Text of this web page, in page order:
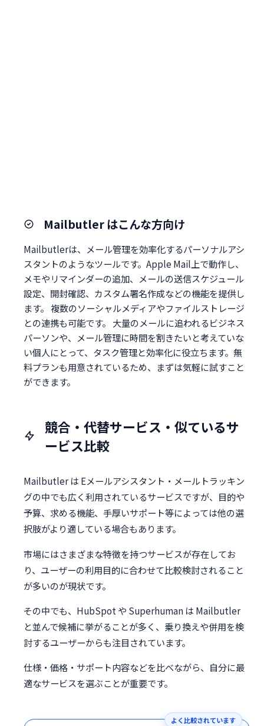
Mailbutler はこんな方向け
Mailbutlerは、メール管理を効率化するパーソナルアシ
スタントのようなツールです。Apple Mail上で動作し、
メモやリマインダーの追加、メールの送信スケジュール
設定、開封確認、カスタム署名作成などの機能を提供し
ます。 複数のソーシャルメディアやファイルストレージ
との連携も可能です。 大量のメールに追われるビジネス
パーソンや、メール管理に時間を割きたいと考えていな
い個人にとって、タスク管理と効率化に役立ちます。無
料プランも用意されているため、まずは気軽に試すこと
ができます。
競合・代替サービス・似ているサ
ービス比較
Mailbutler は Eメールアシスタント・メールトラッキン
グの中でも広く利用されているサービスですが、目的や
予算、求める機能、手厚いサポート等によっては他の選
択肢がより適している場合もあります。
市場にはさまざまな特徴を持つサービスが存在してお
り、ユーザーの利用目的に合わせて比較検討されること
が多いのが現状です。
その中でも、HubSpot や Superhuman は Mailbutler
と並んで候補に挙がることが多く、乗り換えや併用を検
討するユーザーからも注目されています。
仕様・価格・サポート内容などを比べながら、自分に最
適なサービスを選ぶことが重要です。
よく比較されています